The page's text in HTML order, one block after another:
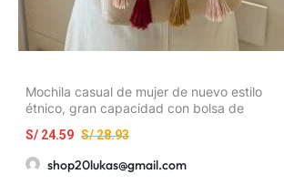
Mochila casual de mujer de nuevo estilo
étnico, gran capacidad con bolsa de
de moda S/28.93
S/ 24.59
shop20lukas@gmail.com